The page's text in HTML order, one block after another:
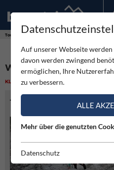
Touren
WEISSE SPUR - KLEINE
KLETTERN LEICHT
TOURENINFO
Auf unserer Webseite
davon werden zwingend
ermöglichen, Ihre
zu verbessern.
ALLE
Mehr über die genutzten
Datenschutz